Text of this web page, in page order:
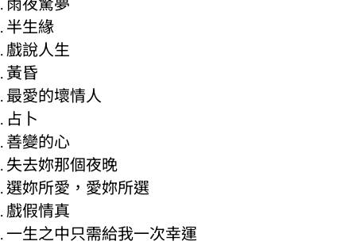
半生緣
戲說人生
黃昏
最愛的壞情人
占卜
善變的心
失去妳那個夜晚
選妳所愛，愛妳所選
戲假情真
一生之中只需給我一次幸運